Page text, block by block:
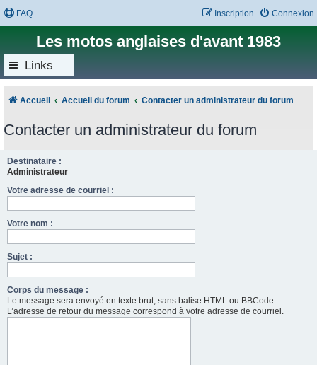
FAQ Connexion
Inscription
Les motos anglaises d'avant 1983
Links
Accueil Accueil du forum Contacter un administrateur du forum
Contacter un administrateur du forum
Destinataire :
Administrateur
Votre adresse de courriel :
Votre nom :
Sujet :
Corps du message :
Le message sera envoyé en texte brut, sans balise HTML ou BBCode.
L’adresse de retour du message correspond à votre adresse de courriel.